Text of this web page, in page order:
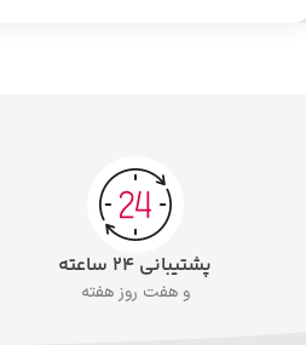
پشتیبانی ۲۴ ساعته
و هفت روز هفته